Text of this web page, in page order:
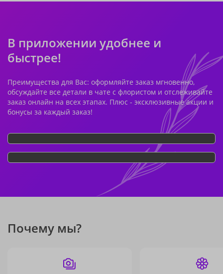
В приложении удобнее и
быстрее!
Преимущества для Вас: оформляйте заказ мгновенно,
обсуждайте все детали в чате с флористом и отслеживайте
заказ онлайн на всех этапах. Плюс - эксклюзивные акции и
бонусы за каждый заказ!
Почему мы?